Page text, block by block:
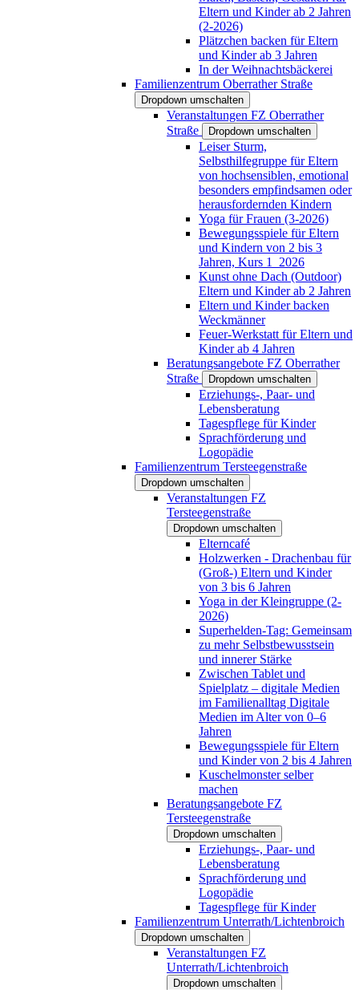
Eltern und Kinder ab 2 Jahren
(2-2026)
Plätzchen backen für Eltern
und Kinder ab 3 Jahren
In der Weihnachtsbäckerei
Familienzentrum Oberrather Straße
Dropdown umschalten
Veranstaltungen FZ Oberrather
Straße
Dropdown umschalten
Leiser Sturm,
Selbsthilfegruppe für Eltern
von hochsensiblen, emotional
besonders empfindsamen oder
herausfordernden Kindern
Yoga für Frauen (3-2026)
Bewegungsspiele für Eltern
und Kindern von 2 bis 3
Jahren, Kurs 1_2026
Kunst ohne Dach (Outdoor)
Eltern und Kinder ab 2 Jahren
Eltern und Kinder backen
Weckmänner
Feuer-Werkstatt für Eltern und
Kinder ab 4 Jahren
Beratungsangebote FZ Oberrather
Straße
Dropdown umschalten
Erziehungs-, Paar- und
Lebensberatung
Tagespflege für Kinder
Sprachförderung und
Logopädie
Familienzentrum Tersteegenstraße
Dropdown umschalten
Veranstaltungen FZ
Tersteegenstraße
Dropdown umschalten
Elterncafé
Holzwerken - Drachenbau für
(Groß-) Eltern und Kinder
von 3 bis 6 Jahren
Yoga in der Kleingruppe (2-
2026)
Superhelden-Tag: Gemeinsam
zu mehr Selbstbewusstsein
und innerer Stärke
Zwischen Tablet und
Spielplatz – digitale Medien
im Familienalltag Digitale
Medien im Alter von 0–6
Jahren
Bewegungsspiele für Eltern
und Kinder von 2 bis 4 Jahren
Kuschelmonster selber
machen
Beratungsangebote FZ
Tersteegenstraße
Dropdown umschalten
Erziehungs-, Paar- und
Lebensberatung
Sprachförderung und
Logopädie
Tagespflege für Kinder
Familienzentrum Unterrath/Lichtenbroich
Dropdown umschalten
Veranstaltungen FZ
Unterrath/Lichtenbroich
Dropdown umschalten